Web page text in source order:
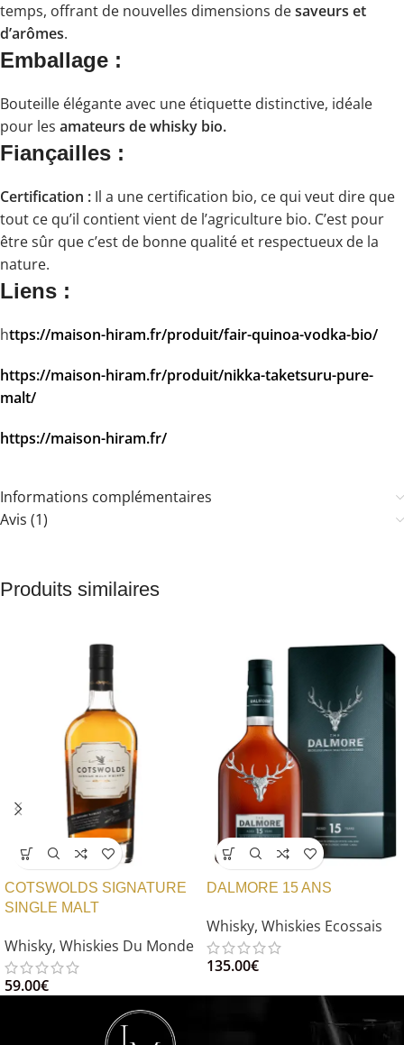
temps, offrant de nouvelles dimensions desaveurs et
d’arômes.
Emballage :
Bouteille élégante avec une étiquette distinctive, idéale
pour les amateurs de whisky bio.
Fiançailles :
Certification : Il a une certification bio, ce qui veut dire que
tout ce qu’il contient vient de l’agriculture bio. C’est pour
être sûr que c’est de bonne qualité et respectueux de la
nature.
Liens :
https://maison-hiram.fr/produit/fair-quinoa-vodka-bio/
https://maison-hiram.fr/produit/nikka-taketsuru-pure-
malt/
https://maison-hiram.fr/
Informations complémentaires
Avis (1)
Produits similaires
COTSWOLDS SIGNATURE
SINGLE MALT
Whisky, Whiskies Du Monde
59.00€
DALMORE 15 ANS
Whisky, Whiskies Ecossais
135.00€